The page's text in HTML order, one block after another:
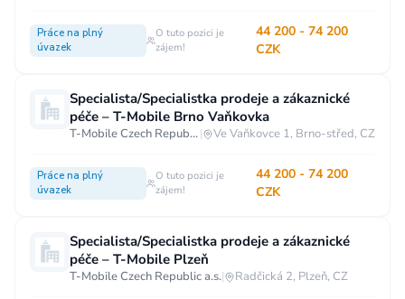
Práce na plný
úvazek
O tuto pozici je
zájem!
44 200 - 74 200
CZK
Specialista/Specialistka prodeje a zákaznické
péče – T-Mobile Brno Vaňkovka
T-Mobile Czech Republic a.s.| Ve Vaňkovce 1, Brno-střed, CZ
Práce na plný
úvazek
O tuto pozici je
zájem!
44 200 - 74 200
CZK
Specialista/Specialistka prodeje a zákaznické
péče – T-Mobile Plzeň
T-Mobile Czech Republic a.s.| Radčická 2, Plzeň, CZ